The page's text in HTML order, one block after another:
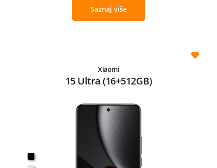
Saznaj više
Xiaomi
15 Ultra (16+512GB)